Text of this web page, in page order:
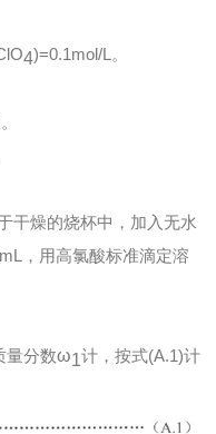
4)=0.1mol/L。
干燥的烧杯中，加入无水
，用高氯酸标准滴定溶
量分数ω1计，按式(A.1)计